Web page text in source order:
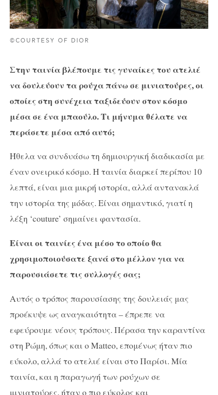
©COURTESY OF DIOR
Στην ταινία βλέπουμε τις γυναίκες του ατελιέ
να δουλεύουν τα ρούχα πάνω σε μινιατούρες, οι
οποίες στη συνέχεια ταξιδεύουν στον κόσμο
μέσα σε ένα μπαούλο. Τι μήνυμα θέλατε να
περάσετε μέσα από αυτό;
Ήθελα να συνδυάσω τη δημιουργική διαδικασία με
έναν ονειρικό κόσμο. Η ταινία διαρκεί περίπου 10
λεπτά, είναι μια μικρή ιστορία, αλλά αντανακλά
την ιστορία της μόδας. Είναι σημαντικό, γιατί η
λέξη ‘couture’ σημαίνει φαντασία.
Είναι οι ταινίες ένα μέσο το οποίο θα
χρησιμοποιούσατε ξανά στο μέλλον για να
παρουσιάσετε τις συλλογές σας;
Αυτός ο τρόπος παρουσίασης της δουλειάς μας
προέκυψε ως αναγκαιότητα – έπρεπε να
εφεύρουμε νέους τρόπους. Πέρασα την καραντίνα
στη Ρώμη, όπως και ο Matteo, επομένως ήταν πιο
εύκολο, αλλά το ατελιέ είναι στο Παρίσι. Μία
ταινία, και η παραγωγή των ρούχων σε
μινιατούρες, ήταν ο πιο εύκολος και